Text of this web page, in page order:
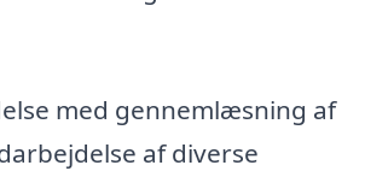
med gennemlæsning af
af diverse